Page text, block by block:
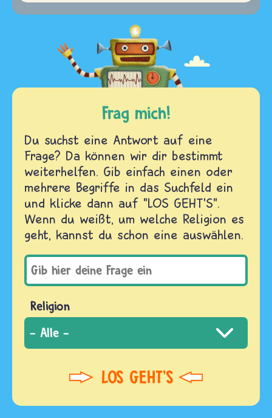
Frag mich!
Du suchst eine Antwort auf eine
Frage? Da können wir dir bestimmt
weiterhelfen. Gib einfach einen oder
mehrere Begriffe in das Suchfeld ein
und klicke dann auf "LOS GEHT'S".
Wenn du weißt, um welche Religion es
geht, kannst du schon eine auswählen.
Religion